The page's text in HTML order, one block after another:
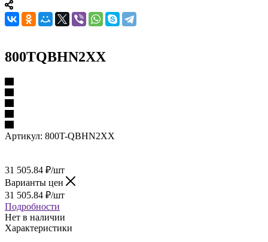
800TQBHN2XX
Артикул: 800T-QBHN2XX
31 505.84 ₽/шт
Варианты цен
31 505.84 ₽/шт
Подробности
Нет в наличии
Характеристики